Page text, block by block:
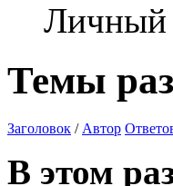
Личный
Темы
Заголовок / Автор
В этом